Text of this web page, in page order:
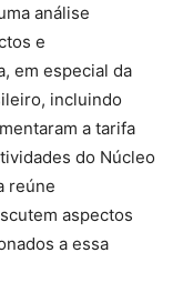
análise
e
em especial da
incluindo
a tarifa
do Núcleo
reúne
aspectos
a essa